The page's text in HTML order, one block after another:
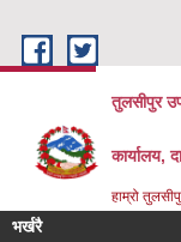
तुलसीपुर
कार्यालय,
हाम्रो
भर्खरै